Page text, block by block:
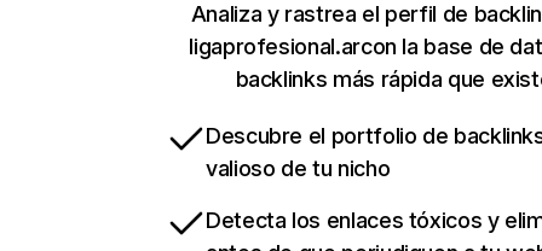
Analiza y rastrea el perfil de
ligaprofesional.arcon la base de
backlinks más rápida que
Descubre el portfolio de
valioso de tu nicho
Detecta los enlaces tóxicos y